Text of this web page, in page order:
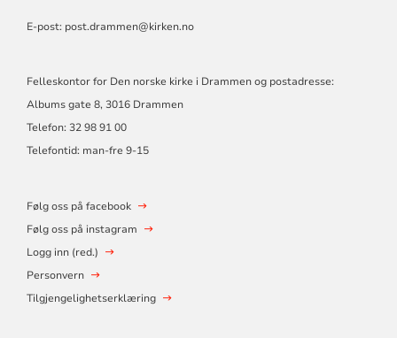
E-post: post.drammen@kirken.no
Felleskontor for Den norske kirke i Drammen og postadresse:
Albums gate 8, 3016 Drammen
Telefon: 32 98 91 00
Telefontid: man-fre 9-15
Følg oss på facebook
Følg oss på instagram
Logg inn (red.)
Personvern
Tilgjengelighetserklæring